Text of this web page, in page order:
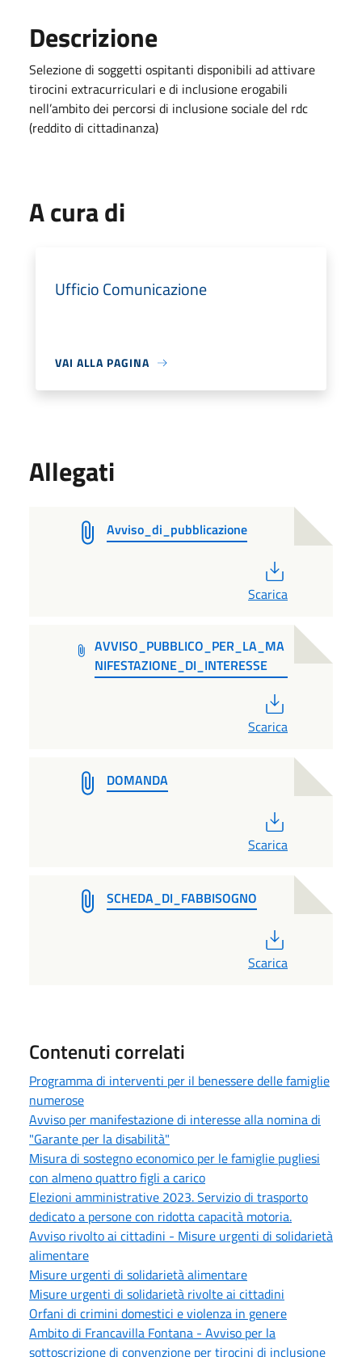
Descrizione
Selezione di soggetti ospitanti disponibili ad attivare
tirocini extracurriculari e di inclusione erogabili
nell’ambito dei percorsi di inclusione sociale del rdc
(reddito di cittadinanza)
A cura di
Ufficio Comunicazione
VAI ALLA PAGINA
Allegati
Avviso_di_pubblicazione
Scarica
AVVISO_PUBBLICO_PER_LA_MA
NIFESTAZIONE_DI_INTERESSE
Scarica
DOMANDA
Scarica
SCHEDA_DI_FABBISOGNO
Scarica
Contenuti correlati
Programma di interventi per il benessere delle famiglie
numerose
Avviso per manifestazione di interesse alla nomina di
"Garante per la disabilità"
Misura di sostegno economico per le famiglie pugliesi
con almeno quattro figli a carico
Elezioni amministrative 2023. Servizio di trasporto
dedicato a persone con ridotta capacità motoria.
Avviso rivolto ai cittadini - Misure urgenti di solidarietà
alimentare
Misure urgenti di solidarietà alimentare
Misure urgenti di solidarietà rivolte ai cittadini
Orfani di crimini domestici e violenza in genere
Ambito di Francavilla Fontana - Avviso per la
sottoscrizione di convenzione per tirocini di inclusione